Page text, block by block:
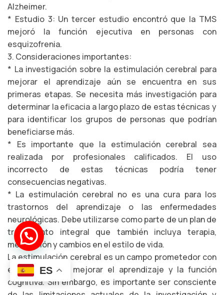
Alzheimer.
* Estudio 3: Un tercer estudio encontró que la TMS
mejoró la función ejecutiva en personas con
esquizofrenia.
3. Consideraciones importantes:
* La investigación sobre la estimulación cerebral para
mejorar el aprendizaje aún se encuentra en sus
primeras etapas. Se necesita más investigación para
determinar la eficacia a largo plazo de estas técnicas y
para identificar los grupos de personas que podrían
beneficiarse más.
* Es importante que la estimulación cerebral sea
realizada por profesionales calificados. El uso
incorrecto de estas técnicas podría tener
consecuencias negativas.
* La estimulación cerebral no es una cura para los
trastornos del aprendizaje o las enfermedades
neurológicas. Debe utilizarse como parte de un plan de
tratamiento integral que también incluya terapia,
medicación y cambios en el estilo de vida.
La estimulación cerebral es un campo prometedor con
el potencial de mejorar el aprendizaje y la función
cognitiva. Sin embargo, es importante ser consciente
ES
¡Hola! Soy el *bot José*